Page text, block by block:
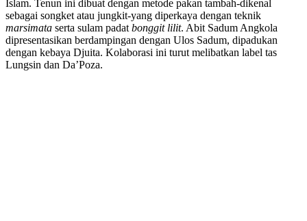
Islam. Tenun ini dibuat dengan metode pakan tambah-dikenal
sebagai songket atau jungkit-yang diperkaya dengan teknik
marsimata serta sulam padat bonggit lilit. Abit Sadum Angkola
dipresentasikan berdampingan dengan Ulos Sadum, dipadukan
dengan kebaya Djuita. Kolaborasi ini turut melibatkan label tas
Lungsin dan Da’Poza.